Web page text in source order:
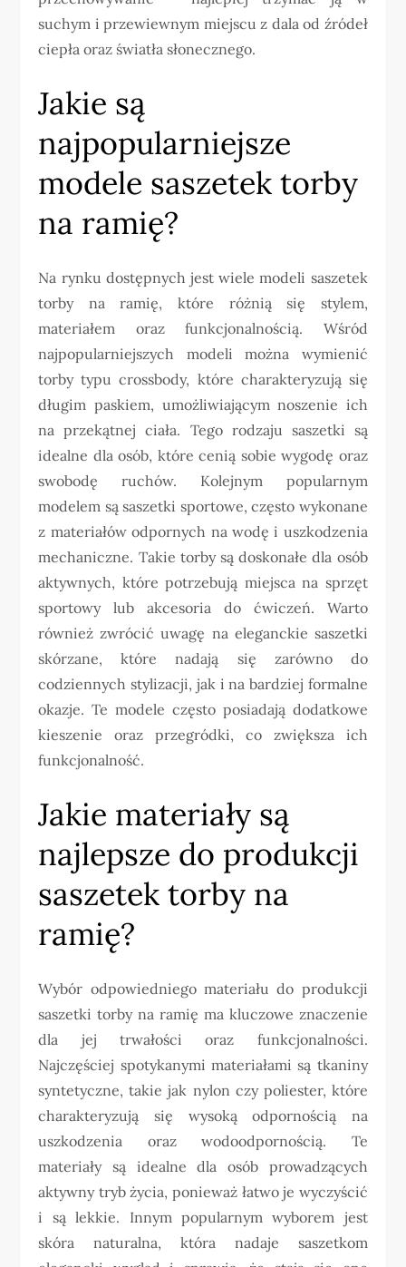
suchym i przewiewnym miejscu z dala od źródeł
ciepła oraz światła słonecznego.
Jakie są
najpopularniejsze
modele saszetek torby
na ramię?
Na rynku dostępnych jest wiele modeli saszetek
torby na ramię, które różnią się stylem,
materiałem oraz funkcjonalnością. Wśród
najpopularniejszych modeli można wymienić
torby typu crossbody, które charakteryzują się
długim paskiem, umożliwiającym noszenie ich
na przekątnej ciała. Tego rodzaju saszetki są
idealne dla osób, które cenią sobie wygodę oraz
swobodę ruchów. Kolejnym popularnym
modelem są saszetki sportowe, często wykonane
z materiałów odpornych na wodę i uszkodzenia
mechaniczne. Takie torby są doskonałe dla osób
aktywnych, które potrzebują miejsca na sprzęt
sportowy lub akcesoria do ćwiczeń. Warto
również zwrócić uwagę na eleganckie saszetki
skórzane, które nadają się zarówno do
codziennych stylizacji, jak i na bardziej formalne
okazje. Te modele często posiadają dodatkowe
kieszenie oraz przegródki, co zwiększa ich
funkcjonalność.
Jakie materiały są
najlepsze do produkcji
saszetek torby na
ramię?
Wybór odpowiedniego materiału do produkcji
saszetki torby na ramię ma kluczowe znaczenie
dla jej trwałości oraz funkcjonalności.
Najczęściej spotykanymi materiałami są tkaniny
syntetyczne, takie jak nylon czy poliester, które
charakteryzują się wysoką odpornością na
uszkodzenia oraz wodoodpornością. Te
materiały są idealne dla osób prowadzących
aktywny tryb życia, ponieważ łatwo je wyczyścić
i są lekkie. Innym popularnym wyborem jest
skóra naturalna, która nadaje saszetkom